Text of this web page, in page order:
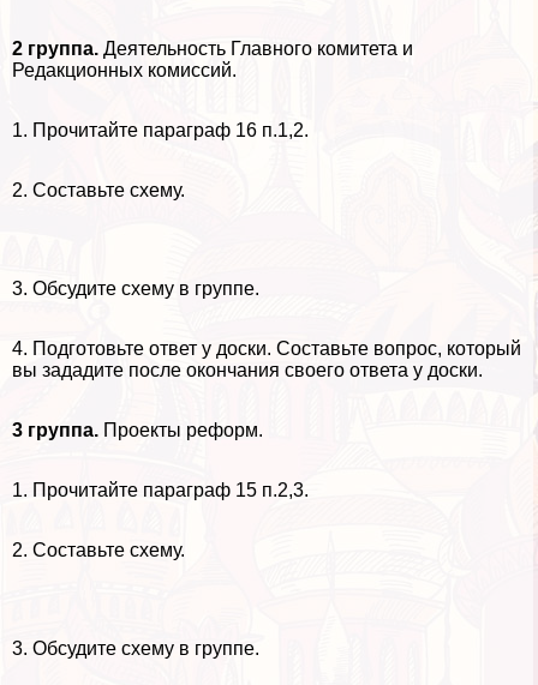
2 группа. Деятельность Главного комитета и
Редакционных комиссий.
1. Прочитайте параграф 16 п.1,2.
2. Составьте схему.
3. Обсудите схему в группе.
4. Подготовьте ответ у доски. Составьте вопрос, который
вы зададите после окончания своего ответа у доски.
3 группа. Проекты реформ.
1. Прочитайте параграф 15 п.2,3.
2. Составьте схему.
3. Обсудите схему в группе.